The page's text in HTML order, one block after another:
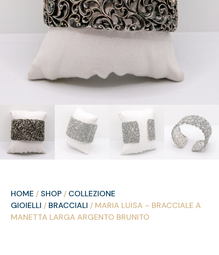
HOME / SHOP / COLLEZIONE
GIOIELLI / BRACCIALI / MARIA LUISA – BRACCIALE A
MANETTA LARGA ARGENTO BRUNITO